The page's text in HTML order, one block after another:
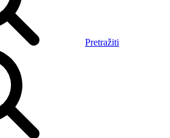
Pretražiti